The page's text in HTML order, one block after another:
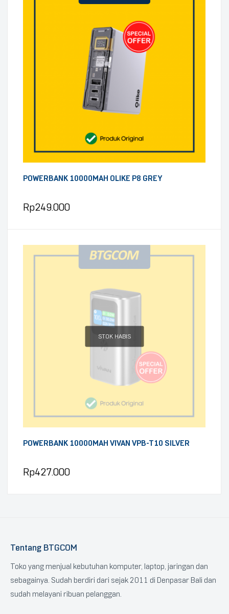
POWERBANK 10000MAH OLIKE P8 GREY
Rp249.000
STOK HABIS
POWERBANK 10000MAH VIVAN VPB-T10 SILVER
Rp427.000
Tentang BTGCOM
Toko yang menjual kebutuhan komputer, laptop, jaringan dan
sebagainya. Sudah berdiri dari sejak 2011 di Denpasar Bali dan
sudah melayani ribuan pelanggan.